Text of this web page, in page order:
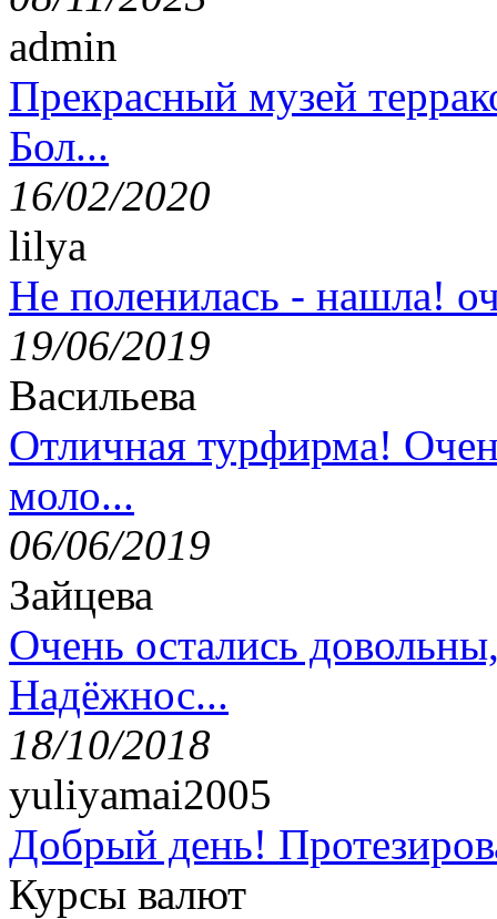
admin
Прекрасный музей
Бол...
16/02/2020
lilya
Не поленилась - нашла!
19/06/2019
Васильева
Отличная турфирма!
моло...
06/06/2019
Зайцева
Очень остались
Надёжнос...
18/10/2018
yuliyamai2005
Добрый день!
Курсы валют